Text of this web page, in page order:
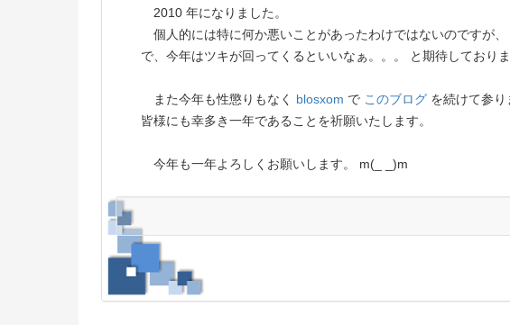
2010 年になりました。
個人的には特に何か悪いことがあったわけではないのですが
で、今年はツキが回ってくるといいなぁ。。。 と期待しておりま
また今年も性懲りもなく blosxom で このブログ を続けて参
皆様にも幸多き一年であることを祈願いたします。
今年も一年よろしくお願いします。 m(_ _)m